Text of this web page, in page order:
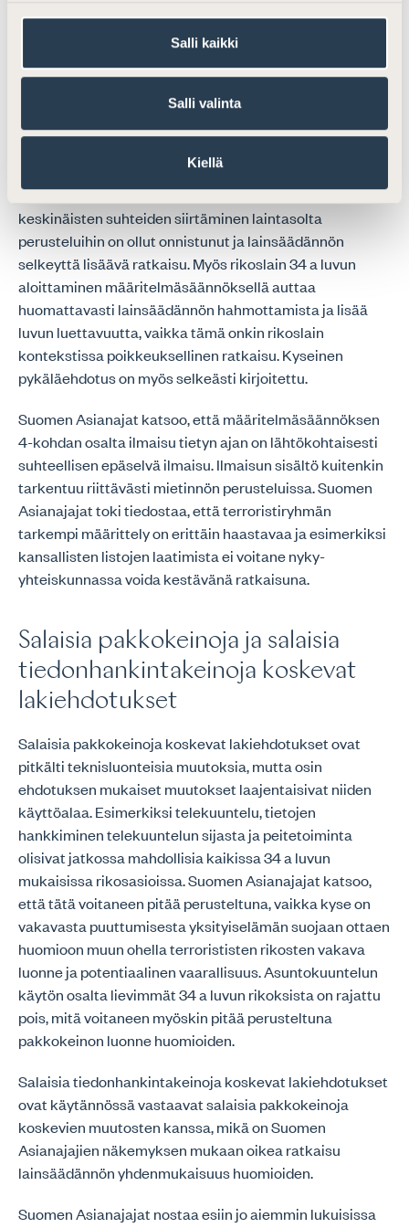
Salli kaikki
Salli valinta
Kiellä
Tunnusmerkistöjen selkeys
Suomen Asianajajat katsoo, että lähtötilanne ja
kansainvälisteiden velvoitteiden vaikutus huomioiden
ja terrorismirikostyöryhmän ehdotusta voidaan pitää
onnistuneena. Esimerkiksi pykälien välisten
keskinäisten suhteiden siirtäminen laintasolta
perusteluihin on ollut onnistunut ja lainsäädännön
selkeyttä lisäävä ratkaisu. Myös rikoslain 34 a luvun
aloittaminen määritelmäsäännöksellä auttaa
huomattavasti lainsäädännön hahmottamista ja lisää
luvun luettavuutta, vaikka tämä onkin rikoslain
kontekstissa poikkeuksellinen ratkaisu. Kyseinen
pykäläehdotus on myös selkeästi kirjoitettu.
Suomen Asianajat katsoo, että määritelmäsäännöksen
4-kohdan osalta ilmaisu tietyn ajan on lähtökohtaisesti
suhteellisen epäselvä ilmaisu. Ilmaisun sisältö kuitenkin
tarkentuu riittävästi mietinnön perusteluissa. Suomen
Asianajajat toki tiedostaa, että terroristiryhmän
tarkempi määrittely on erittäin haastavaa ja esimerkiksi
kansallisten listojen laatimista ei voitane nyky-
yhteiskunnassa voida kestävänä ratkaisuna.
Salaisia pakkokeinoja ja salaisia
tiedonhankintakeinoja koskevat
lakiehdotukset
Salaisia pakkokeinoja koskevat lakiehdotukset ovat
pitkälti teknisluonteisia muutoksia, mutta osin
ehdotuksen mukaiset muutokset laajentaisivat niiden
käyttöalaa. Esimerkiksi telekuuntelu, tietojen
hankkiminen telekuuntelun sijasta ja peitetoiminta
olisivat jatkossa mahdollisia kaikissa 34 a luvun
mukaisissa rikosasioissa. Suomen Asianajajat katsoo,
että tätä voitaneen pitää perusteltuna, vaikka kyse on
vakavasta puuttumisesta yksityiselämän suojaan ottaen
huomioon muun ohella terrorististen rikosten vakava
luonne ja potentiaalinen vaarallisuus. Asuntokuuntelun
käytön osalta lievimmät 34 a luvun rikoksista on rajattu
pois, mitä voitaneen myöskin pitää perusteltuna
pakkokeinon luonne huomioiden.
Salaisia tiedonhankintakeinoja koskevat lakiehdotukset
ovat käytännössä vastaavat salaisia pakkokeinoja
koskevien muutosten kanssa, mikä on Suomen
Asianajajien näkemyksen mukaan oikea ratkaisu
lainsäädännön yhdenmukaisuus huomioiden.
Suomen Asianajajat nostaa esiin jo aiemmin lukuisissa